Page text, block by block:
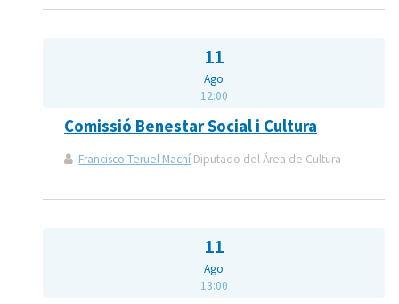
11
Ago
12:00
Comissió Benestar Social i Cultura
Francisco Teruel Machí Diputado del Área de Cultura
11
Ago
13:00